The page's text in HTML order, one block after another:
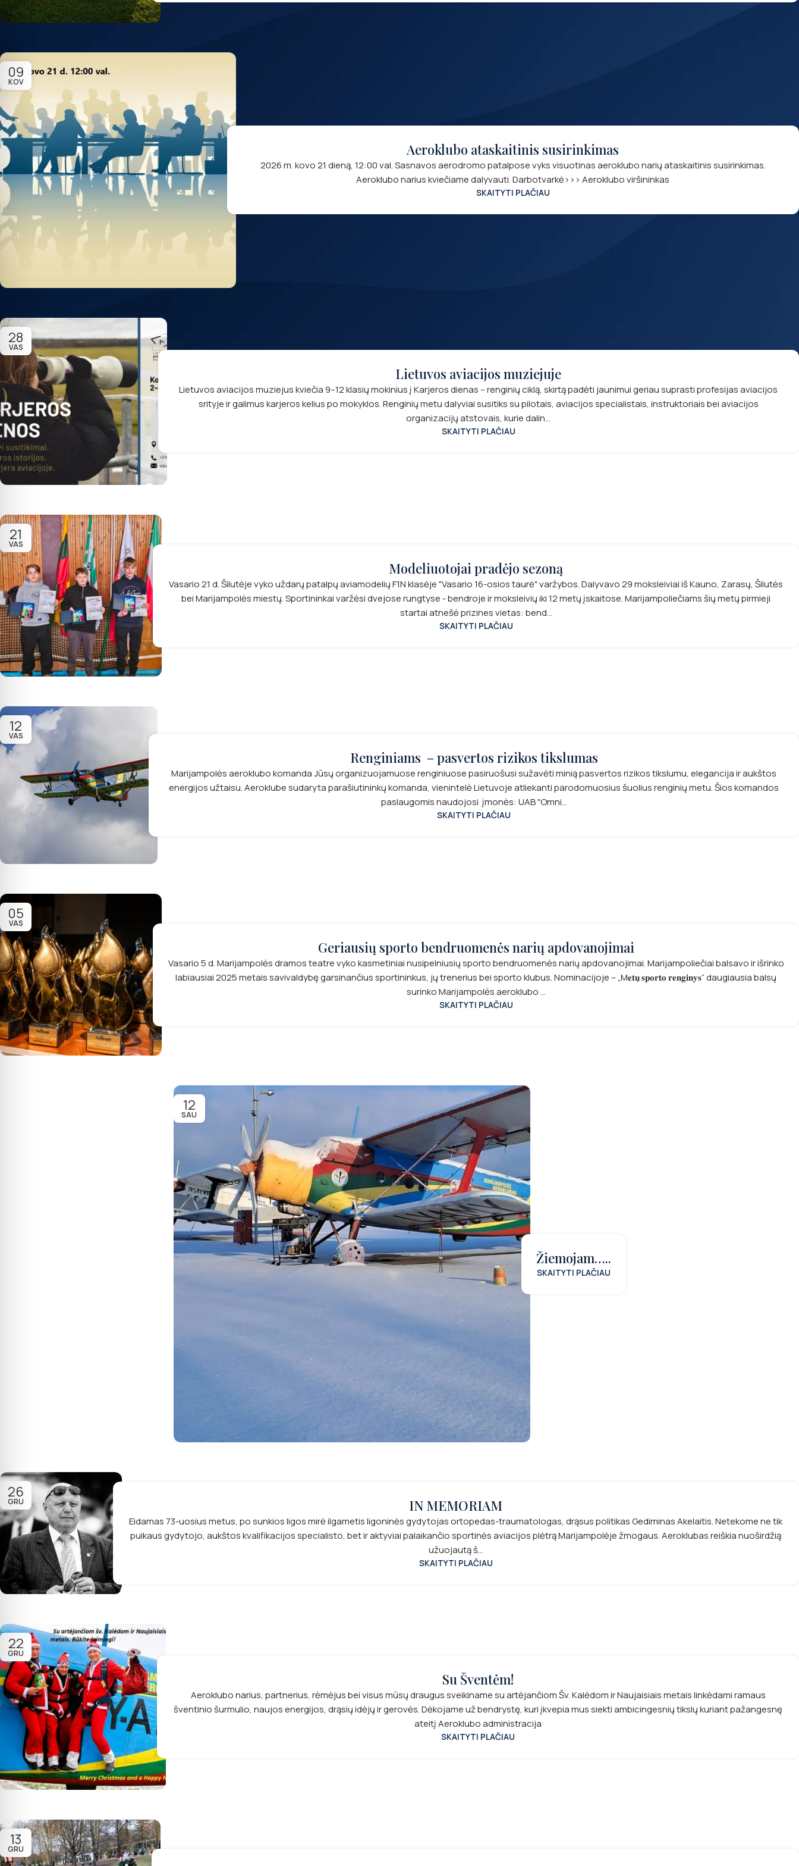
09
KOV
Aeroklubo ataskaitinis susirinkimas
2026 m. kovo 21 dieną, 12:00 val. Sasnavos aerodromo patalpose vyks visuotinas aeroklubo narių ataskaitinis susirinkimas.
Aeroklubo narius kviečiame dalyvauti. Darbotvarkė>>> Aeroklubo viršininkas
SKAITYTI PLAČIAU
28
VAS
Lietuvos aviacijos muziejuje
Lietuvos aviacijos muziejus kviečia 9–12 klasių mokinius į Karjeros dienas – renginių ciklą, skirtą padėti jaunimui geriau suprasti profesijas aviacijos
srityje ir galimus karjeros kelius po mokyklos. Renginių metu dalyviai susitiks su pilotais, aviacijos specialistais, instruktoriais bei aviacijos
organizacijų atstovais, kurie dalin...
SKAITYTI PLAČIAU
21
VAS
Modeliuotojai pradėjo sezoną
Vasario 21 d. Šilutėje vyko uždarų patalpų aviamodelių F1N klasėje "Vasario 16-osios taurė" varžybos. Dalyvavo 29 moksleiviai iš Kauno, Zarasų, Šilutės
bei Marijampolės miestų. Sportininkai varžėsi dvejose rungtyse - bendroje ir moksleivių iki 12 metų įskaitose. Marijampoliečiams šių metų pirmieji
startai atnešė prizines vietas: bend...
SKAITYTI PLAČIAU
12
VAS
Renginiams – pasvertos rizikos tikslumas
Marijampolės aeroklubo komanda Jūsų organizuojamuose renginiuose pasiruošusi sužavėti minią pasvertos rizikos tikslumu, elegancija ir aukštos
energijos užtaisu. Aeroklube sudaryta parašiutininkų komanda, vienintelė Lietuvoje atliekanti parodomuosius šuolius renginių metu. Šios komandos
paslaugomis naudojosi įmonės: UAB "Omni...
SKAITYTI PLAČIAU
05
VAS
Geriausių sporto bendruomenės narių apdovanojimai
Vasario 5 d. Marijampolės dramos teatre vyko kasmetiniai nusipelniusių sporto bendruomenės narių apdovanojimai. Marijampoliečiai balsavo ir išrinko
labiausiai 2025 metais savivaldybę garsinančius sportininkus, jų trenerius bei sporto klubus. Nominacijoje – „M𝐞𝐭𝐮̨ 𝐬𝐩𝐨𝐫𝐭𝐨 𝐫𝐞𝐧𝐠𝐢𝐧𝐲𝐬“ daugiausia balsų
surinko Marijampolės aeroklubo ...
SKAITYTI PLAČIAU
12
SAU
Žiemojam…..
SKAITYTI PLAČIAU
26
GRU IN MEMORIAM
Eidamas 73-uosius metus, po sunkios ligos mirė ilgametis ligoninės gydytojas ortopedas-traumatologas, drąsus politikas Gediminas Akelaitis. Netekome ne tik
puikaus gydytojo, aukštos kvalifikacijos specialisto, bet ir aktyviai palaikančio sportinės aviacijos plėtrą Marijampolėje žmogaus. Aeroklubas reiškia nuoširdžią
užuojautą š...
SKAITYTI PLAČIAU
22
GRU
Su Šventėm!
Aeroklubo narius, partnerius, rėmėjus bei visus mūsų draugus sveikiname su artėjančiom Šv. Kalėdom ir Naujaisiais metais linkėdami ramaus
šventinio šurmulio, naujos energijos, drąsių idėjų ir gerovės. Dėkojame už bendrystę, kuri įkvepia mus siekti ambicingesnių tikslų kuriant pažangesnę
ateitį Aeroklubo administracija
SKAITYTI PLAČIAU
13
GRU